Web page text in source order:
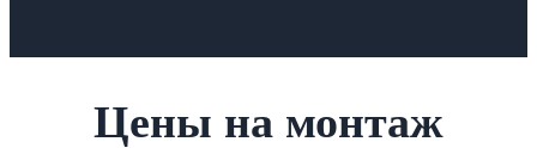
Цены на монтаж